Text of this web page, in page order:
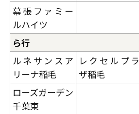
幕張ファミー
ルハイツ
ら行
ルネサンスア
リーナ稲毛
レクセルプラ
ザ稲毛
ローズガーデン
千葉東